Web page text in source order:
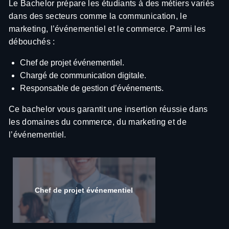
MANAGER RÉSEAUX SOCIAUX
Gestion stratégique et quotidienne des plateformes
sociales, avec un focus sur l'engagement.
Gestion et animation d'une équipe de communication,
en assurant l'atteinte des objectifs quantitatifs et
qualitatifs.
LE CULTE DE LA CULTURE D'ENTREPRISE
Décrypter et s'adapter à la culture d'entreprise pour
des choix rédactionnels ciblés
MANAGER D'ÉQUIPE DE RÊVE
Apprendre à diriger une équipe, parce que le loup
solitaire, ça va un moment.
Le Bachelor prépare les étudiants à des métiers variés
dans des secteurs comme la communication, le
marketing, l’événementiel et le commerce. Parmi les
débouchés :
Chef de projet événementiel.
Chargé de communication digitale.
Responsable de gestion d’événements.
Ce bachelor vous garantit une insertion réussie dans
les domaines du commerce, du marketing et de
l’événementiel.
Chef de projet événementiel